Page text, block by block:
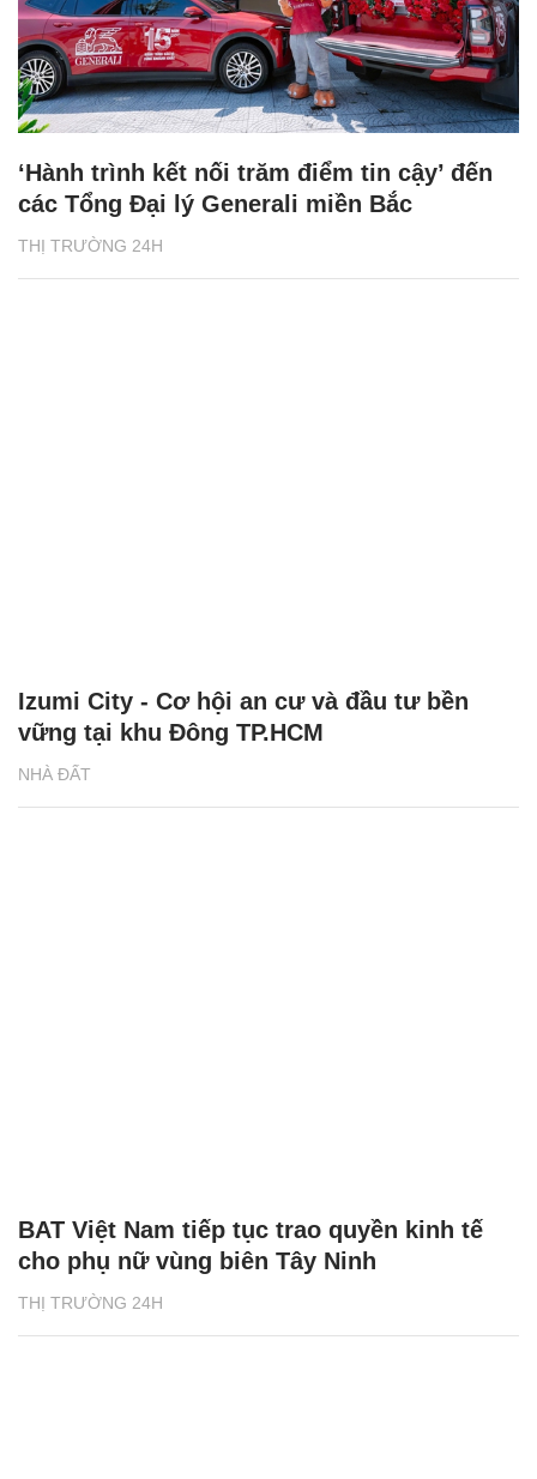
THỊ TRƯỜNG 24H
‘Hành trình kết nối trăm điểm tin cậy’ đến
các Tổng Đại lý Generali miền Bắc
NHÀ ĐẤT
Izumi City - Cơ hội an cư và đầu tư bền
vững tại khu Đông TP.HCM
THỊ TRƯỜNG 24H
BAT Việt Nam tiếp tục trao quyền kinh tế
cho phụ nữ vùng biên Tây Ninh